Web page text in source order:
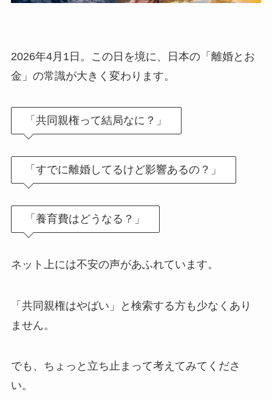
2026年4月1日。この日を境に、日本の「離婚とお
金」の常識が大きく変わります。
「共同親権って結局なに？」
「すでに離婚してるけど影響あるの？」
「養育費はどうなる？」
ネット上には不安の声があふれています。
「共同親権はやばい」と検索する方も少なくあり
ません。
でも、ちょっと立ち止まって考えてみてくださ
い。